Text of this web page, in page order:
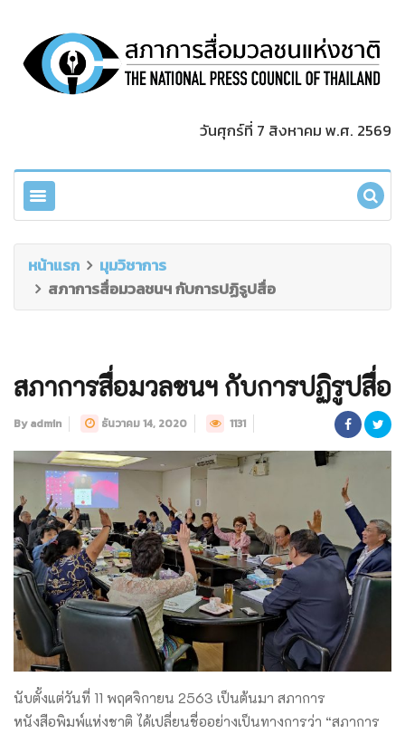
วันศุกร์ที่ 7 สิงหาคม พ.ศ. 2569
หน้าแรก
มุมวิชาการ
สภาการสื่อมวลชนฯ กับการปฏิรูปสื่อ
สภาการสื่อมวลชนฯ กับการปฏิรูปสื่อ
By admin ธันวาคม 14, 2020 1131
นับตั้งแต่วันที่ 11 พฤศจิกายน 2563 เป็นต้นมา สภาการ
หนังสือพิมพ์แห่งชาติ ได้เปลี่ยนชื่ออย่างเป็นทางการว่า “สภาการ